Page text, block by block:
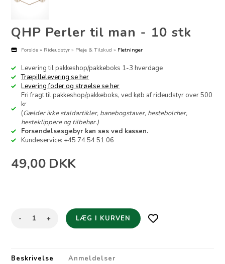
QHP Perler til man - 10 stk
Forside » Rideudstyr » Pleje & Tilskud » Fletninger
Levering til pakkeshop/pakkeboks 1-3 hverdage
Træpillelevering se her
Levering foder og strøelse se her
Fri fragt til pakkeshop/pakkeboks, ved køb af rideudstyr over 500
kr
(Gælder ikke staldartikler, banebogstaver, hestebolcher,
hesteklippere og tilbehør.)
Forsendelsesgebyr kan ses ved kassen.
Kundeservice: +45 74 54 51 06
49,00 DKK
- +
Beskrivelse Anmeldelser